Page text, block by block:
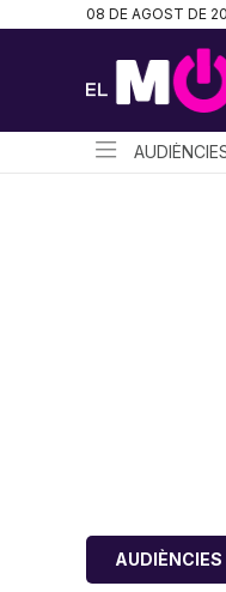
08 DE AGOST DE
AUDIÈNCIES